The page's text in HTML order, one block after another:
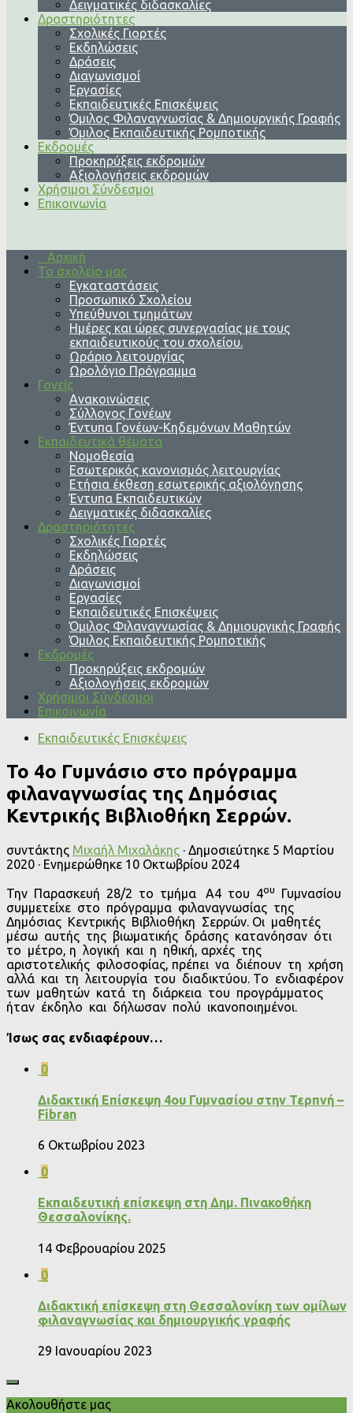
Δειγματικές διδασκαλίες
Δραστηριότητες
Σχολικές Γιορτές
Εκδηλώσεις
Δράσεις
Διαγωνισμοί
Εργασίες
Εκπαιδευτικές Επισκέψεις
Όμιλος Φιλαναγνωσίας & Δημιουργικής Γραφής
Όμιλος Εκπαιδευτικής Ρομποτικής
Εκδρομές
Προκηρύξεις εκδρομών
Αξιολογήσεις εκδρομών
Χρήσιμοι Σύνδεσμοι
Επικοινωνία
Αρχική
Το σχολείο μας
Εγκαταστάσεις
Προσωπικό Σχολείου
Υπεύθυνοι τμημάτων
Ημέρες και ώρες συνεργασίας με τους
εκπαιδευτικούς του σχολείου.
Ωράριο λειτουργίας
Ωρολόγιο Πρόγραμμα
Γονείς
Ανακοινώσεις
Σύλλογος Γονέων
Έντυπα Γονέων-Κηδεμόνων Μαθητών
Εκπαιδευτικά θέματα
Νομοθεσία
Εσωτερικός κανονισμός λειτουργίας
Ετήσια έκθεση εσωτερικής αξιολόγησης
Έντυπα Εκπαιδευτικών
Δειγματικές διδασκαλίες
Δραστηριότητες
Σχολικές Γιορτές
Εκδηλώσεις
Δράσεις
Διαγωνισμοί
Εργασίες
Εκπαιδευτικές Επισκέψεις
Όμιλος Φιλαναγνωσίας & Δημιουργικής Γραφής
Όμιλος Εκπαιδευτικής Ρομποτικής
Εκδρομές
Προκηρύξεις εκδρομών
Αξιολογήσεις εκδρομών
Χρήσιμοι Σύνδεσμοι
Επικοινωνία
Εκπαιδευτικές Επισκέψεις
Το 4ο Γυμνάσιο στο πρόγραμμα
φιλαναγνωσίας της Δημόσιας
Κεντρικής Βιβλιοθήκη Σερρών.
συντάκτης Μιχαήλ Μιχαλάκης · Δημοσιεύτηκε 5 Μαρτίου
2020 · Ενημερώθηκε 10 Οκτωβρίου 2024
Την Παρασκευή 28/2 το τμήμα Α4 του 4ου
Γυμνασίου
συμμετείχε στο πρόγραμμα φιλαναγνωσίας της
Δημόσιας Κεντρικής Βιβλιοθήκη Σερρών. Οι μαθητές
μέσω αυτής της βιωματικής δράσης κατανόησαν ότι
το μέτρο, η λογική και η ηθική, αρχές της
αριστοτελικής φιλοσοφίας, πρέπει να διέπουν τη χρήση
αλλά και τη λειτουργία του διαδικτύου. Το ενδιαφέρον
των μαθητών κατά τη διάρκεια του προγράμματος
ήταν έκδηλο και δήλωσαν πολύ ικανοποιημένοι.
Ίσως σας ενδιαφέρουν…
0
Διδακτική Επίσκεψη 4ου Γυμνασίου στην Τερπνή –
Fibran
6 Οκτωβρίου 2023
0
Εκπαιδευτική επίσκεψη στη Δημ. Πινακοθήκη
Θεσσαλονίκης.
14 Φεβρουαρίου 2025
0
Διδακτική επίσκεψη στη Θεσσαλονίκη των ομίλων
φιλαναγνωσίας και δημιουργικής γραφής
29 Ιανουαρίου 2023
Ακολουθήστε μας